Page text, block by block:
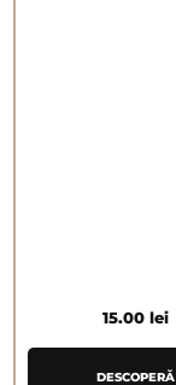
15.00 lei
DESCOPERĂ